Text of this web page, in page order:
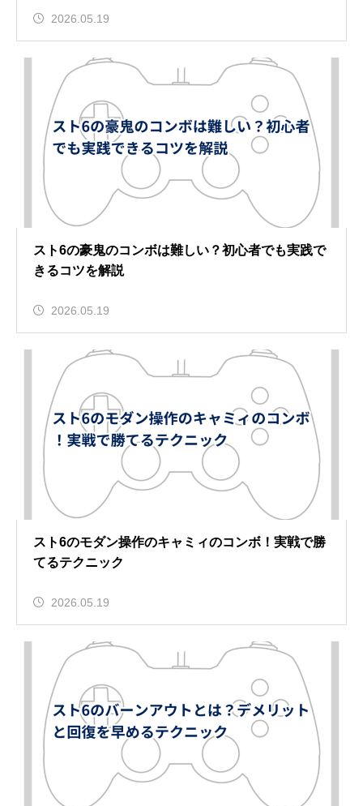
2026.05.19
スト6の豪鬼のコンボは難しい？初心者でも実践で
きるコツを解説
2026.05.19
スト6のモダン操作のキャミィのコンボ！実戦で勝
てるテクニック
2026.05.19